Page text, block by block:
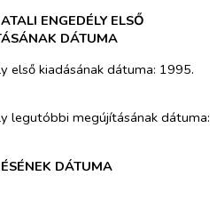
ENGEDÉLY ELSŐ
DÁTUMA
első kiadásának dátuma: 1995.
legutóbbi megújításának dátuma:
DÁTUMA